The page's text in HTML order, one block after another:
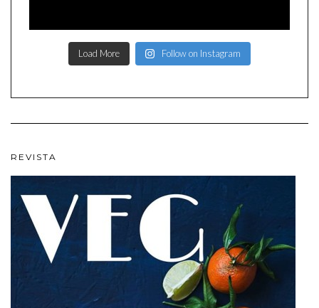
Load More Follow on Instagram
REVISTA